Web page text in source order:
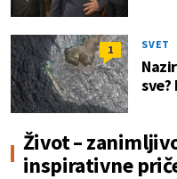
1 SVET
sve?
Život –
inspirativne